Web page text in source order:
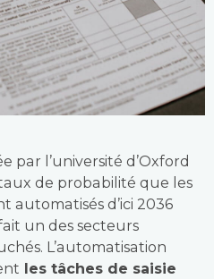
par l’université d’Oxford
de probabilité que les
automatisés d’ici 2036
un des secteurs
L’automatisation
les tâches de saisie